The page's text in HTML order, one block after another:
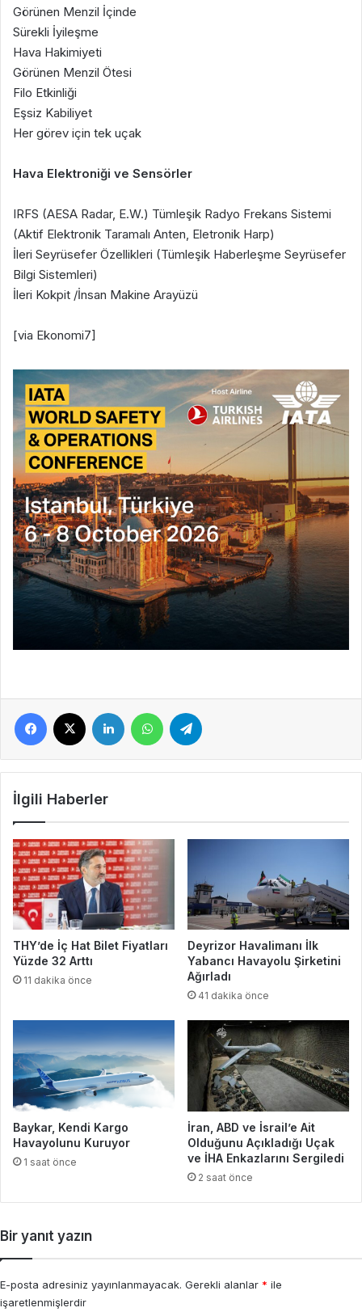
Görünen Menzil İçinde
Sürekli İyileşme
Hava Hakimiyeti
Görünen Menzil Ötesi
Filo Etkinliği
Eşsiz Kabiliyet
Her görev için tek uçak
Hava Elektroniği ve Sensörler
IRFS (AESA Radar, E.W.) Tümleşik Radyo Frekans Sistemi
(Aktif Elektronik Taramalı Anten, Eletronik Harp)
İleri Seyrüsefer Özellikleri (Tümleşik Haberleşme Seyrüsefer
Bilgi Sistemleri)
İleri Kokpit /İnsan Makine Arayüzü
[via Ekonomi7]
Facebook LinkedIn WhatsApp
İlgili Haberler
THY’de İç Hat Bilet Fiyatları
Yüzde 32 Arttı
11 dakika önce
Deyrizor Havalimanı İlk
Yabancı Havayolu Şirketini
Ağırladı
41 dakika önce
Baykar, Kendi Kargo
Havayolunu Kuruyor
1 saat önce
İran, ABD ve İsrail’e Ait
Olduğunu Açıkladığı Uçak
ve İHA Enkazlarını Sergiledi
2 saat önce
Bir yanıt yazın
E-posta adresiniz yayınlanmayacak. Gerekli alanlar * ile
işaretlenmişlerdir